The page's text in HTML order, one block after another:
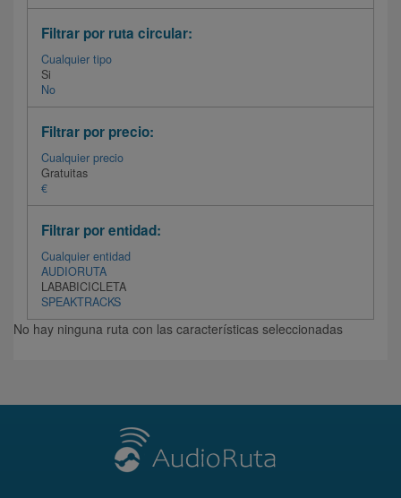
Filtrar por ruta circular:
Cualquier tipo
Si
No
Filtrar por precio:
Cualquier precio
Gratuitas
€
Filtrar por entidad:
Cualquier entidad
AUDIORUTA
LABABICICLETA
SPEAKTRACKS
No hay ninguna ruta con las características seleccionadas